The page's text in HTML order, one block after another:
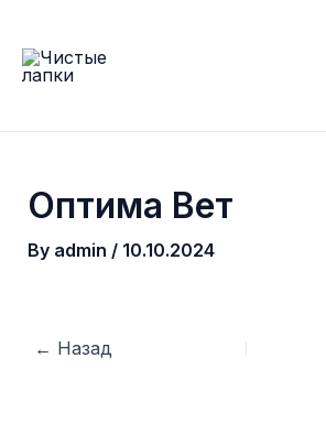
content
Оптима Вет
By admin / 10.10.2024
Post
← Назад